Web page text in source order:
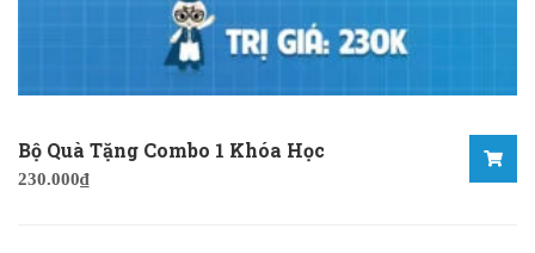
Bộ Quà Tặng Combo 1 Khóa Học
230.000₫